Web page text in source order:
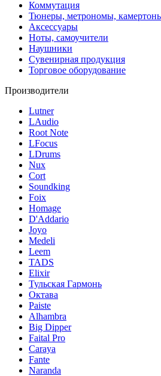
Коммутация
Тюнеры, метрономы,
Аксессуары
Ноты, самоучители
Наушники
Сувенирная продукция
Торговое оборудование
Производители
Lutner
LAudio
Root Note
LFocus
LDrums
Nux
Cort
Soundking
Foix
Homage
D'Addario
Joyo
Medeli
Leem
TADS
Elixir
Тульская Гармонь
Октава
Paiste
Alhambra
Big Dipper
Faital Pro
Caraya
Fante
Naranda